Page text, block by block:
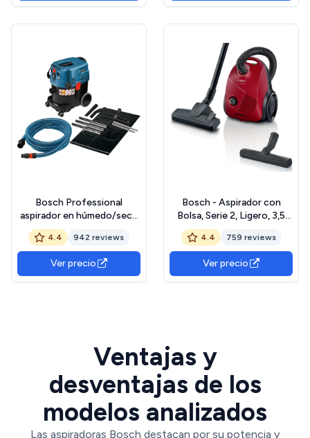
Bosch Professional
aspirador en húmedo/seco
GAS 35 M AFC (potencia
1200 W, depósito de 35 l,
manguera de 5 m)
4.4 942 reviews
Ver precio
Bosch - Aspirador con
Bolsa, Serie 2, Ligero, 3,5
litros, Rojo, BGBS2RD1
4.4 759 reviews
Ver precio
Ventajas y
desventajas de los
modelos analizados
Las aspiradoras Bosch destacan por su potencia y